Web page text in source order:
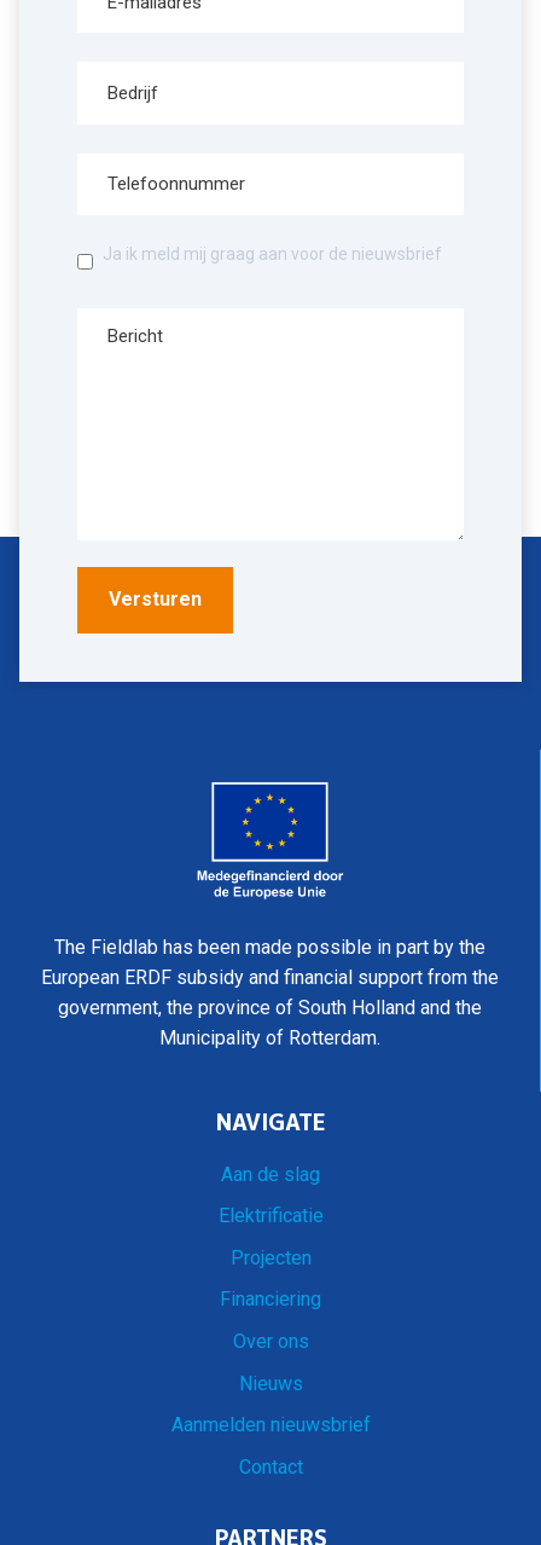
Ja ik meld mij graag aan voor de nieuwsbrief
The Fieldlab has been made possible in part by the
European ERDF subsidy and financial support from the
government, the province of South Holland and the
Municipality of Rotterdam.
NAVIGATE
Aan de slag
Elektrificatie
Projecten
Financiering
Over ons
Nieuws
Aanmelden nieuwsbrief
Contact
PARTNERS